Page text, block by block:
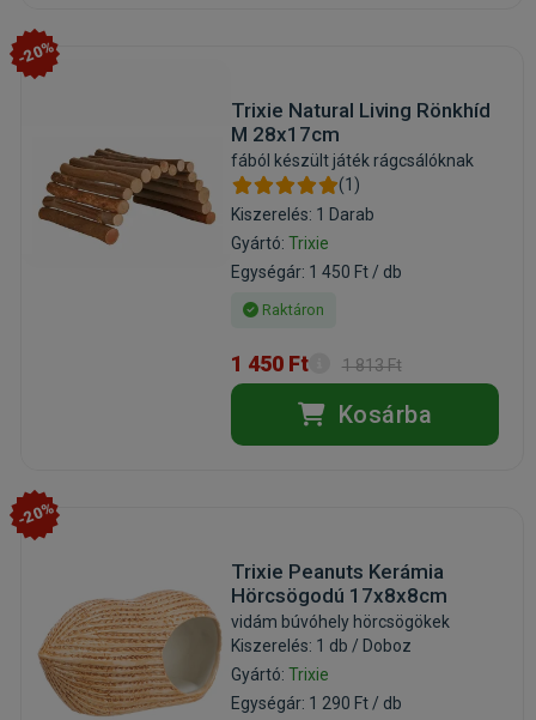
-20%
Trixie Natural Living Rönkhíd
M 28x17cm
fából készült játék rágcsálóknak
(1)
Kiszerelés: 1 Darab
Gyártó: Trixie
Egységár: 1 450 Ft / db
Raktáron
1 450 Ft 1 813 Ft
Kosárba
-20%
Trixie Peanuts Kerámia
Hörcsögodú 17x8x8cm
vidám búvóhely hörcsögökek
Kiszerelés: 1 db / Doboz
Gyártó: Trixie
Egységár: 1 290 Ft / db